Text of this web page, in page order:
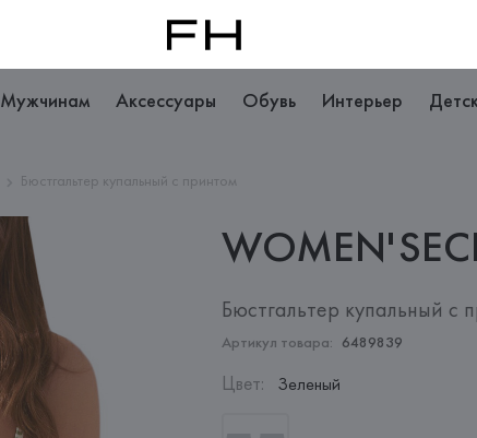
Мужчинам Аксессуары Обувь Интерьер
Бюстгальтер купальный с принтом
Бюстгальтер купальный с
Артикул товара: 6489839
Цвет: Зеленый